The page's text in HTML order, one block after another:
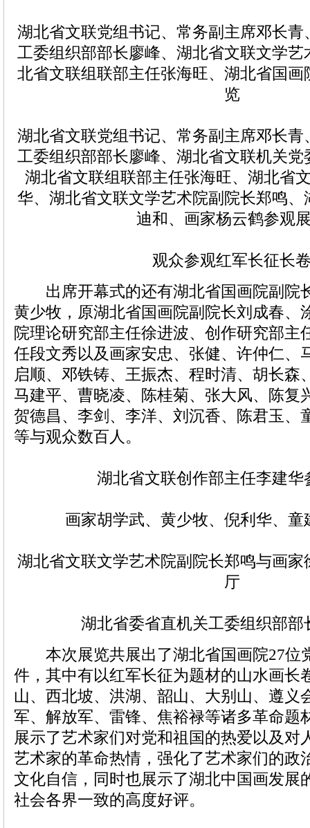
湖北省文联党组书记、常务副主席邓长
工委组织部部长廖峰、湖北省文联文学
北省文联组联部主任张海旺、湖北省国
览
湖北省文联党组书记、常务副主席邓长
工委组织部部长廖峰、湖北省文联机关
湖北省文联组联部主任张海旺、湖北省
华、湖北省文联文学艺术院副院长郑鸣
迪和、画家杨云鹤参观
观众参观红军长征长
出席开幕式的还有湖北省国画院副院
黄少牧，原湖北省国画院副院长刘成春、
院理论研究部主任徐进波、创作研究部主
任段文秀以及画家安忠、张健、许仲仁、
启顺、邓铁铸、王振杰、程时清、胡长森
马建平、曹晓凌、陈桂菊、张大风、陈复
贺德昌、李剑 、李洋、刘沉香、 陈君玉、
等与观众数百人。
湖北省文联创作部主任李建华
画家胡学武、黄少牧、倪利华、童
湖北省文联文学艺术院副院长郑鸣与画
厅
湖北省委省直机关工委组织部部
本次展览共展出了湖北省国画院27位
件，其中有以红军长征为题材的山水画长
山、西北坡、洪湖、韶山、大别山、遵义
军、解放军、雷锋、焦裕禄等诸多革命题
展示了艺术家们对党和祖国的热爱以及对
艺术家的革命热情，强化了艺术家们的政
文化自信，同时也展示了湖北中国画发展
社会各界一致的高度好评。